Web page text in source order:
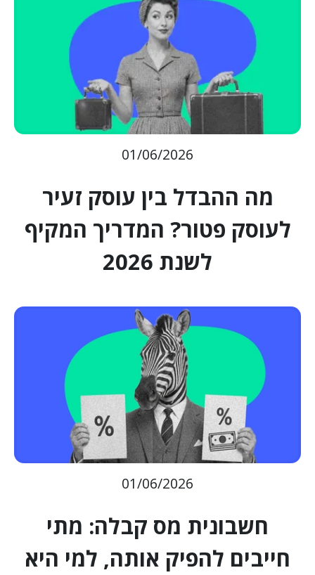
01/06/2026
מה ההבדל בין עוסק זעיר
לעוסק פטור? המדריך המקיף
לשנת 2026
01/06/2026
חשבונית מס קבלה: מתי
חייבים להפיק אותה, למי היא